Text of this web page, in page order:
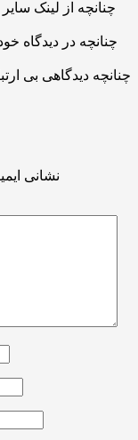
چنانچه دیدگاهی بی
نشانی